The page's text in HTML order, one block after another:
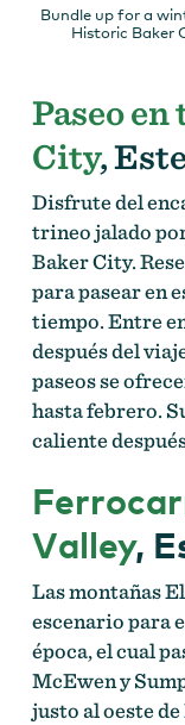
Bundle up for a
Historic Baker
Paseo
City,
Disfrute del
trineo jalado
Baker City.
para pasear en
tiempo. Entre
después del
paseos se
hasta febrero.
caliente
Valley,
Las montañas
escenario para
época, el cual
McEwen y
justo al oeste